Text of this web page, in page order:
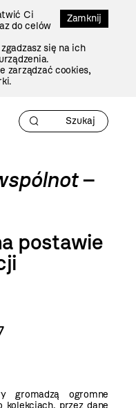
Zamknij
Ci
do celów
się na ich
zarządzać cookies,
–
postawie
gromadzą ogromne
przez dane